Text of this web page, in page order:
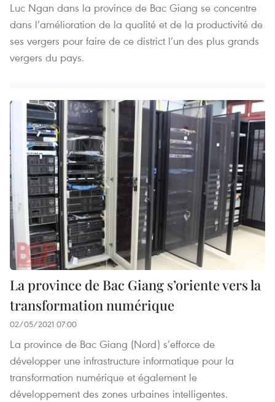
Luc Ngan dans la province de Bac Giang se concentre
dans l’amélioration de la qualité et de la productivité de
ses vergers pour faire de ce district l’un des plus grands
vergers du pays.
La province de Bac Giang s’oriente vers la
transformation numérique
02/05/2021 07:00
La province de Bac Giang (Nord) s’efforce de
développer une infrastructure informatique pour la
transformation numérique et également le
développement des zones urbaines intelligentes.